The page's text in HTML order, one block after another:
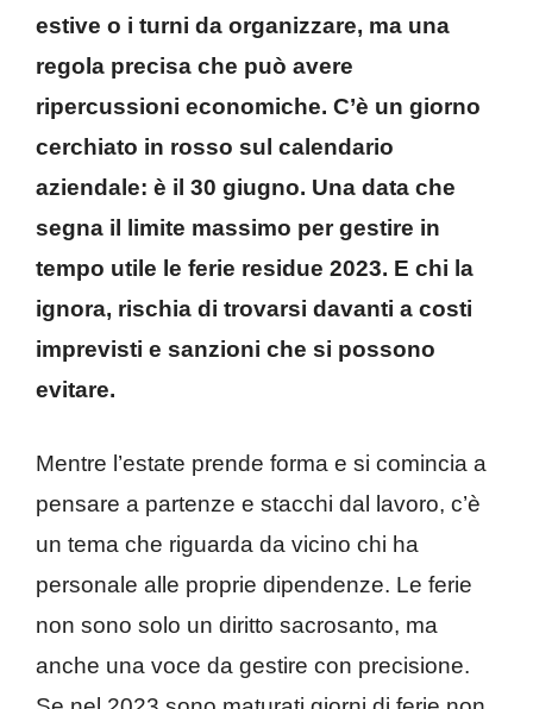
estive o i turni da organizzare, ma una
regola precisa che può avere
ripercussioni economiche. C’è un giorno
cerchiato in rosso sul calendario
aziendale: è il 30 giugno. Una data che
segna il limite massimo per gestire in
tempo utile le ferie residue 2023. E chi la
ignora, rischia di trovarsi davanti a costi
imprevisti e sanzioni che si possono
evitare.
Mentre l’estate prende forma e si comincia a
pensare a partenze e stacchi dal lavoro, c’è
un tema che riguarda da vicino chi ha
personale alle proprie dipendenze. Le ferie
non sono solo un diritto sacrosanto, ma
anche una voce da gestire con precisione.